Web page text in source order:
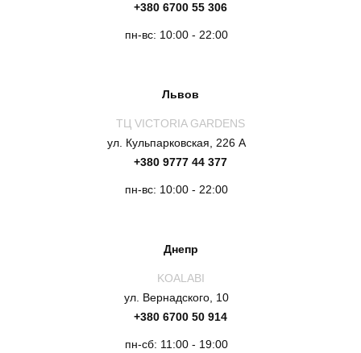
+380 6700 55 306
пн-вс: 10:00 - 22:00
Львов
ТЦ VICTORIA GARDENS
ул. Кульпарковская, 226 А
+380 9777 44 377
пн-вс: 10:00 - 22:00
Днепр
KOALABI
ул. Вернадского, 10
+380 6700 50 914
пн-сб: 11:00 - 19:00